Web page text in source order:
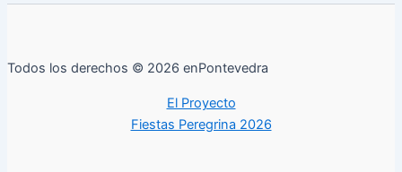
Todos los derechos © 2026 enPontevedra
El Proyecto
Fiestas Peregrina 2026